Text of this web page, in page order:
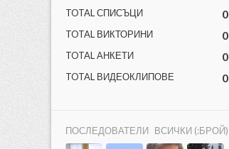
TOTAL СПИСЪЦИ 0
TOTAL ВИКТОРИНИ 0
TOTAL АНКЕТИ 0
TOTAL ВИДЕОКЛИПОВЕ 0
ПОСЛЕДОВАТЕЛИ ВСИЧКИ (:БРОЙ)